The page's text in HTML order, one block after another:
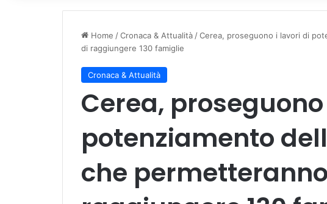
Home /Cronaca & Attualità /Cerea, proseguono i lavori di
di raggiungere 130 famiglie
Cronaca & Attualità
Cerea,
potenziamento
che